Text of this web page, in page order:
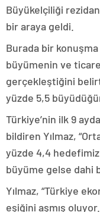
Büyükelçiliği
bir araya geldi.
Burada bir
büyümenin ve
gerçekleştiğini
yüzde 5,5
Türkiye’nin ilk 9
bildiren Yılmaz,
yüzde 4,4
büyüme gelse dahi
Yılmaz, “Türkiye
eşiğini aşmış